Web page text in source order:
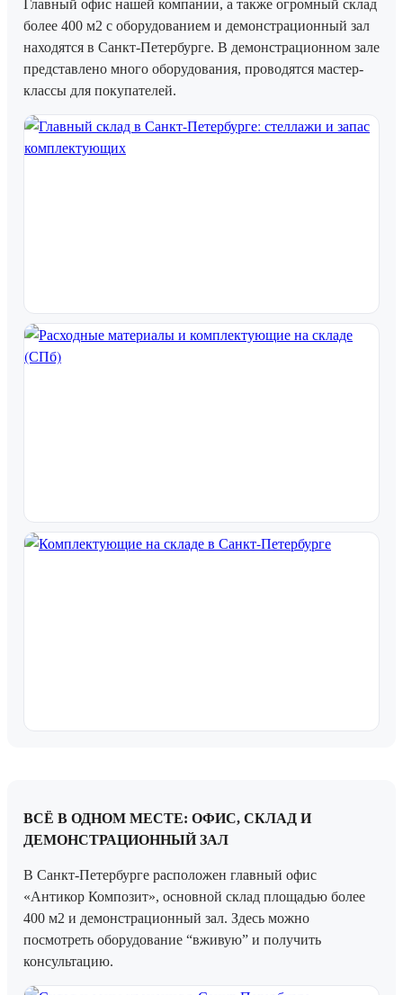
Главный офис нашей компании, а также огромный склад
более 400 м2 с оборудованием и демонстрационный зал
находятся в Санкт-Петербурге. В демонстрационном зале
представлено много оборудования, проводятся мастер-
классы для покупателей.
ВСЁ В ОДНОМ МЕСТЕ: ОФИС, СКЛАД И
ДЕМОНСТРАЦИОННЫЙ ЗАЛ
В Санкт-Петербурге расположен главный офис
«Антикор Композит», основной склад площадью более
400 м2 и демонстрационный зал. Здесь можно
посмотреть оборудование “вживую” и получить
консультацию.